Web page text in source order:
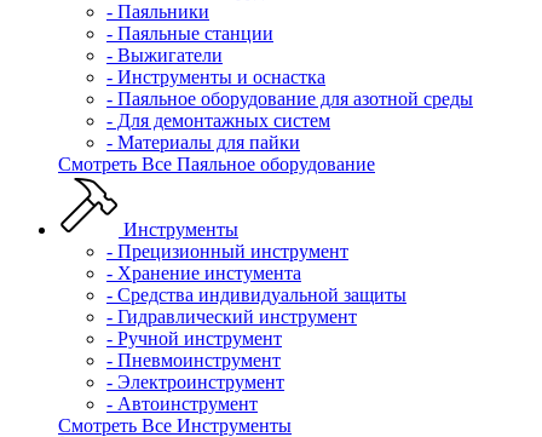
- Паяльники
- Паяльные станции
- Выжигатели
- Инструменты и оснастка
- Паяльное оборудование для азотной среды
- Для демонтажных систем
- Материалы для пайки
Смотреть Все Паяльное оборудование
Инструменты
- Прецизионный инструмент
- Хранение инстумента
- Средства индивидуальной защиты
- Гидравлический инструмент
- Ручной инструмент
- Пневмоинструмент
- Электроинструмент
- Автоинструмент
Смотреть Все Инструменты